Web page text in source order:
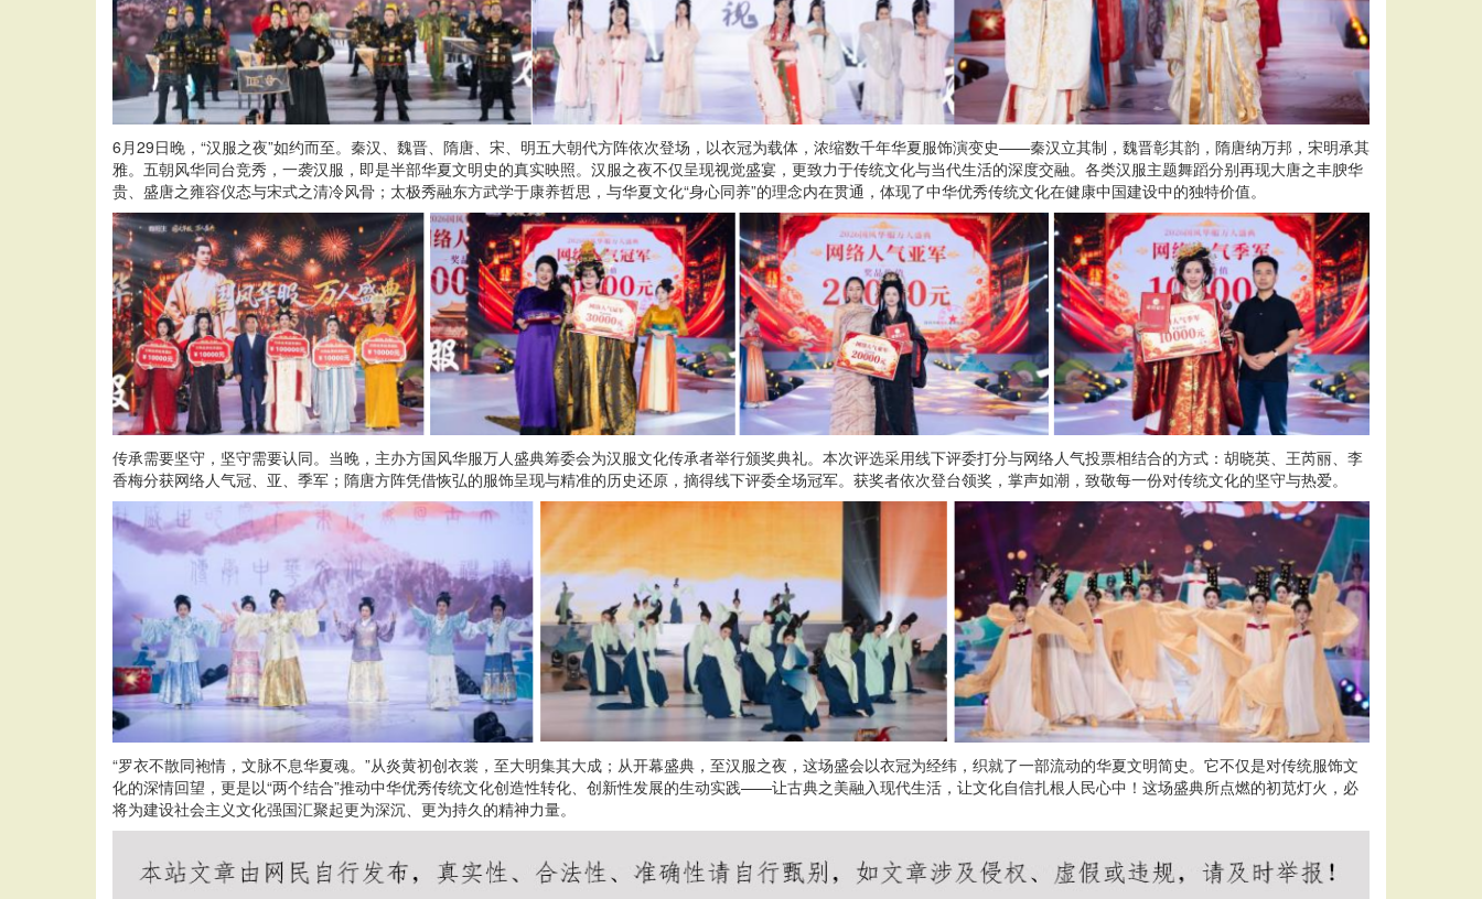
6月29日晚，“汉服之夜”如约而至。秦汉、魏晋、隋唐、宋、明五大朝代方阵依次登场，以衣冠为载体，浓缩数千年华夏服饰演变史——秦汉立其制，魏晋彰其韵，隋唐纳万邦，宋明承其
雅。五朝风华同台竞秀，一袭汉服，即是半部华夏文明史的真实映照。汉服之夜不仅呈现视觉盛宴，更致力于传统文化与当代生活的深度交融。各类汉服主题舞蹈分别再现大唐之丰腴华
贵、盛唐之雍容仪态与宋式之清冷风骨；太极秀融东方武学于康养哲思，与华夏文化“身心同养”的理念内在贯通，体现了中华优秀传统文化在健康中国建设中的独特价值。
传承需要坚守，坚守需要认同。当晚，主办方国风华服万人盛典筹委会为汉服文化传承者举行颁奖典礼。本次评选采用线下评委打分与网络人气投票相结合的方式：胡晓英、王芮丽、李
香梅分获网络人气冠、亚、季军；隋唐方阵凭借恢弘的服饰呈现与精准的历史还原，摘得线下评委全场冠军。获奖者依次登台领奖，掌声如潮，致敬每一份对传统文化的坚守与热爱。
“罗衣不散同袍情，文脉不息华夏魂。”从炎黄初创衣裳，至大明集其大成；从开幕盛典，至汉服之夜，这场盛会以衣冠为经纬，织就了一部流动的华夏文明简史。它不仅是对传统服饰文
化的深情回望，更是以“两个结合”推动中华优秀传统文化创造性转化、创新性发展的生动实践——让古典之美融入现代生活，让文化自信扎根人民心中！这场盛典所点燃的初苋灯火，必
将为建设社会主义文化强国汇聚起更为深沉、更为持久的精神力量。